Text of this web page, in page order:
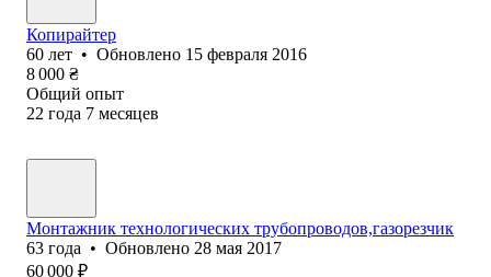
Копирайтер
60 лет • Обновлено 15 февраля 2016
8 000 ₴
Общий опыт
22 года 7 месяцев
Монтажник технологических трубопроводов,газорезчик
63 года • Обновлено 28 мая 2017
60 000 ₽